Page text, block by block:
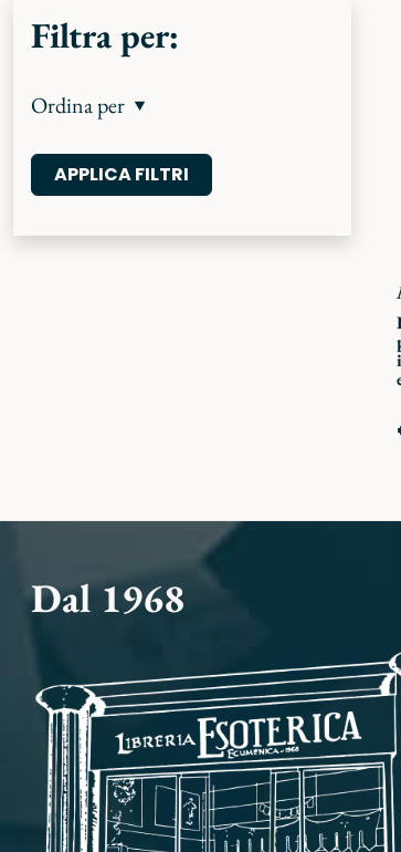
Filtra per:
Ordina per
Dal 1968